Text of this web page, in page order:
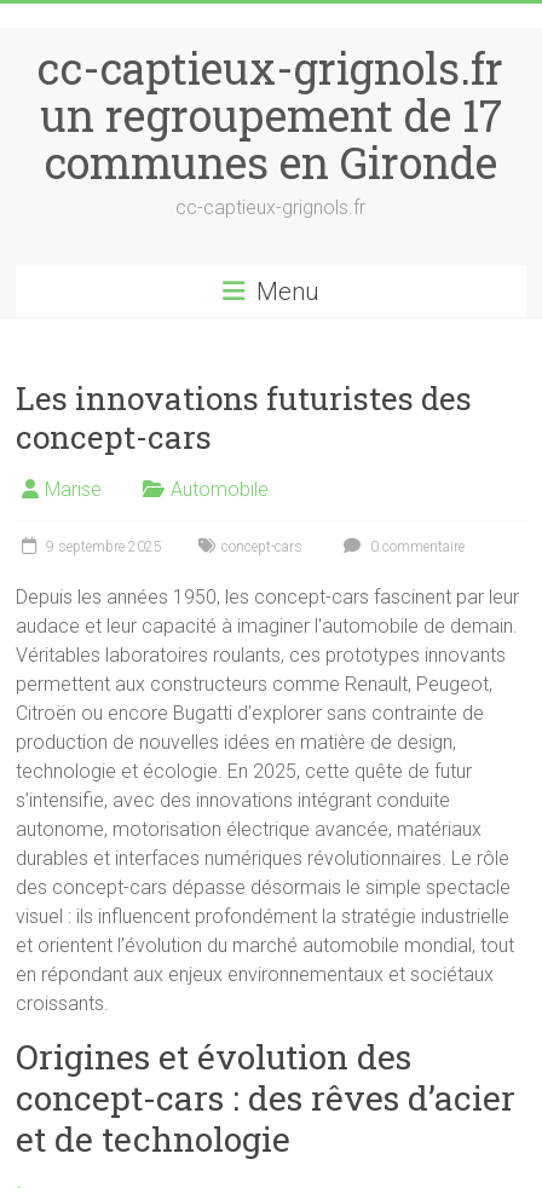
cc-captieux-grignols.fr
un regroupement de 17
communes en Gironde
cc-captieux-grignols.fr
Menu
Les innovations futuristes des
concept-cars
Marise Automobile
9 septembre 2025 concept-cars 0 commentaire
Depuis les années 1950, les concept-cars fascinent par leur
audace et leur capacité à imaginer l'automobile de demain.
Véritables laboratoires roulants, ces prototypes innovants
permettent aux constructeurs comme Renault, Peugeot,
Citroën ou encore Bugatti d'explorer sans contrainte de
production de nouvelles idées en matière de design,
technologie et écologie. En 2025, cette quête de futur
s’intensifie, avec des innovations intégrant conduite
autonome, motorisation électrique avancée, matériaux
durables et interfaces numériques révolutionnaires. Le rôle
des concept-cars dépasse désormais le simple spectacle
visuel : ils influencent profondément la stratégie industrielle
et orientent l’évolution du marché automobile mondial, tout
en répondant aux enjeux environnementaux et sociétaux
croissants.
Origines et évolution des
concept-cars : des rêves d’acier
et de technologie